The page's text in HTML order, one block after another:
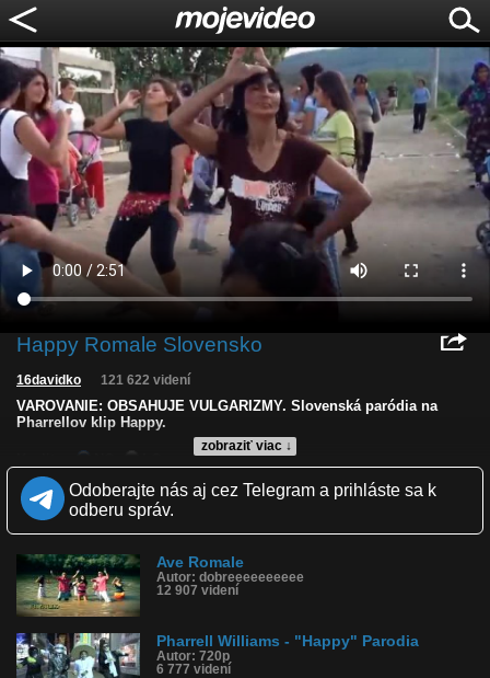
Happy Romale Slovensko
zobraziť viac ↓
16davidko 121 622 videní
VAROVANIE: OBSAHUJE VULGARIZMY. Slovenská paródia na
Pharrellov klip Happy.
Zverejnené: 1.5.2014 14:40
Páči sa: 56% (296 hlasov)
Obľúbené: 99
Kategória: hudba
Tagy: happy, paródia, cigáni, cigáň, rómovia, pharrell
História sledovanosti videa:
Odoberajte nás aj cez Telegram a prihláste sa k
odberu správ.
Ave Romale
Autor: dobreeeeeeeeee
12 907 videní
Pharrell Williams - "Happy" Parodia
Autor: 720p
6 777 videní